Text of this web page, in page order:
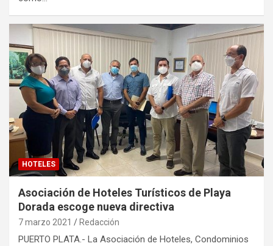
HOTELES
Asociación de Hoteles Turísticos de Playa
Dorada escoge nueva directiva
7 marzo 2021 Redacción
PUERTO PLATA.- La Asociación de Hoteles, Condominios